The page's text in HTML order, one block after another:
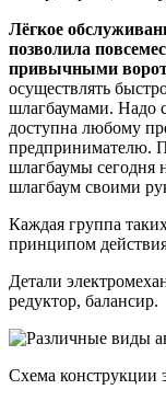
Лёгкое
позволила
привычными
осуществлять
шлагбаумами. Надо
доступна любому
предпринимателю.
шлагбаумы сегодня
шлагбаум своими
Каждая группа
принципом
Детали
редуктор, балансир.
Схема конструкции